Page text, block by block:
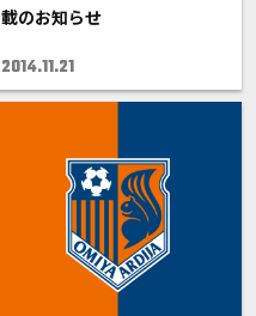
載のお知らせ
2014.11.21